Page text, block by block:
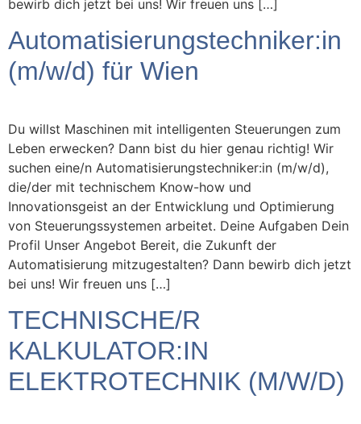
bewirb dich jetzt bei uns! Wir freuen uns […]
Automatisierungstechniker:in
(m/w/d) für Wien
Du willst Maschinen mit intelligenten Steuerungen zum
Leben erwecken? Dann bist du hier genau richtig! Wir
suchen eine/n Automatisierungstechniker:in (m/w/d),
die/der mit technischem Know-how und
Innovationsgeist an der Entwicklung und Optimierung
von Steuerungssystemen arbeitet. Deine Aufgaben Dein
Profil Unser Angebot Bereit, die Zukunft der
Automatisierung mitzugestalten? Dann bewirb dich jetzt
bei uns! Wir freuen uns […]
TECHNISCHE/R
KALKULATOR:IN
ELEKTROTECHNIK (M/W/D)